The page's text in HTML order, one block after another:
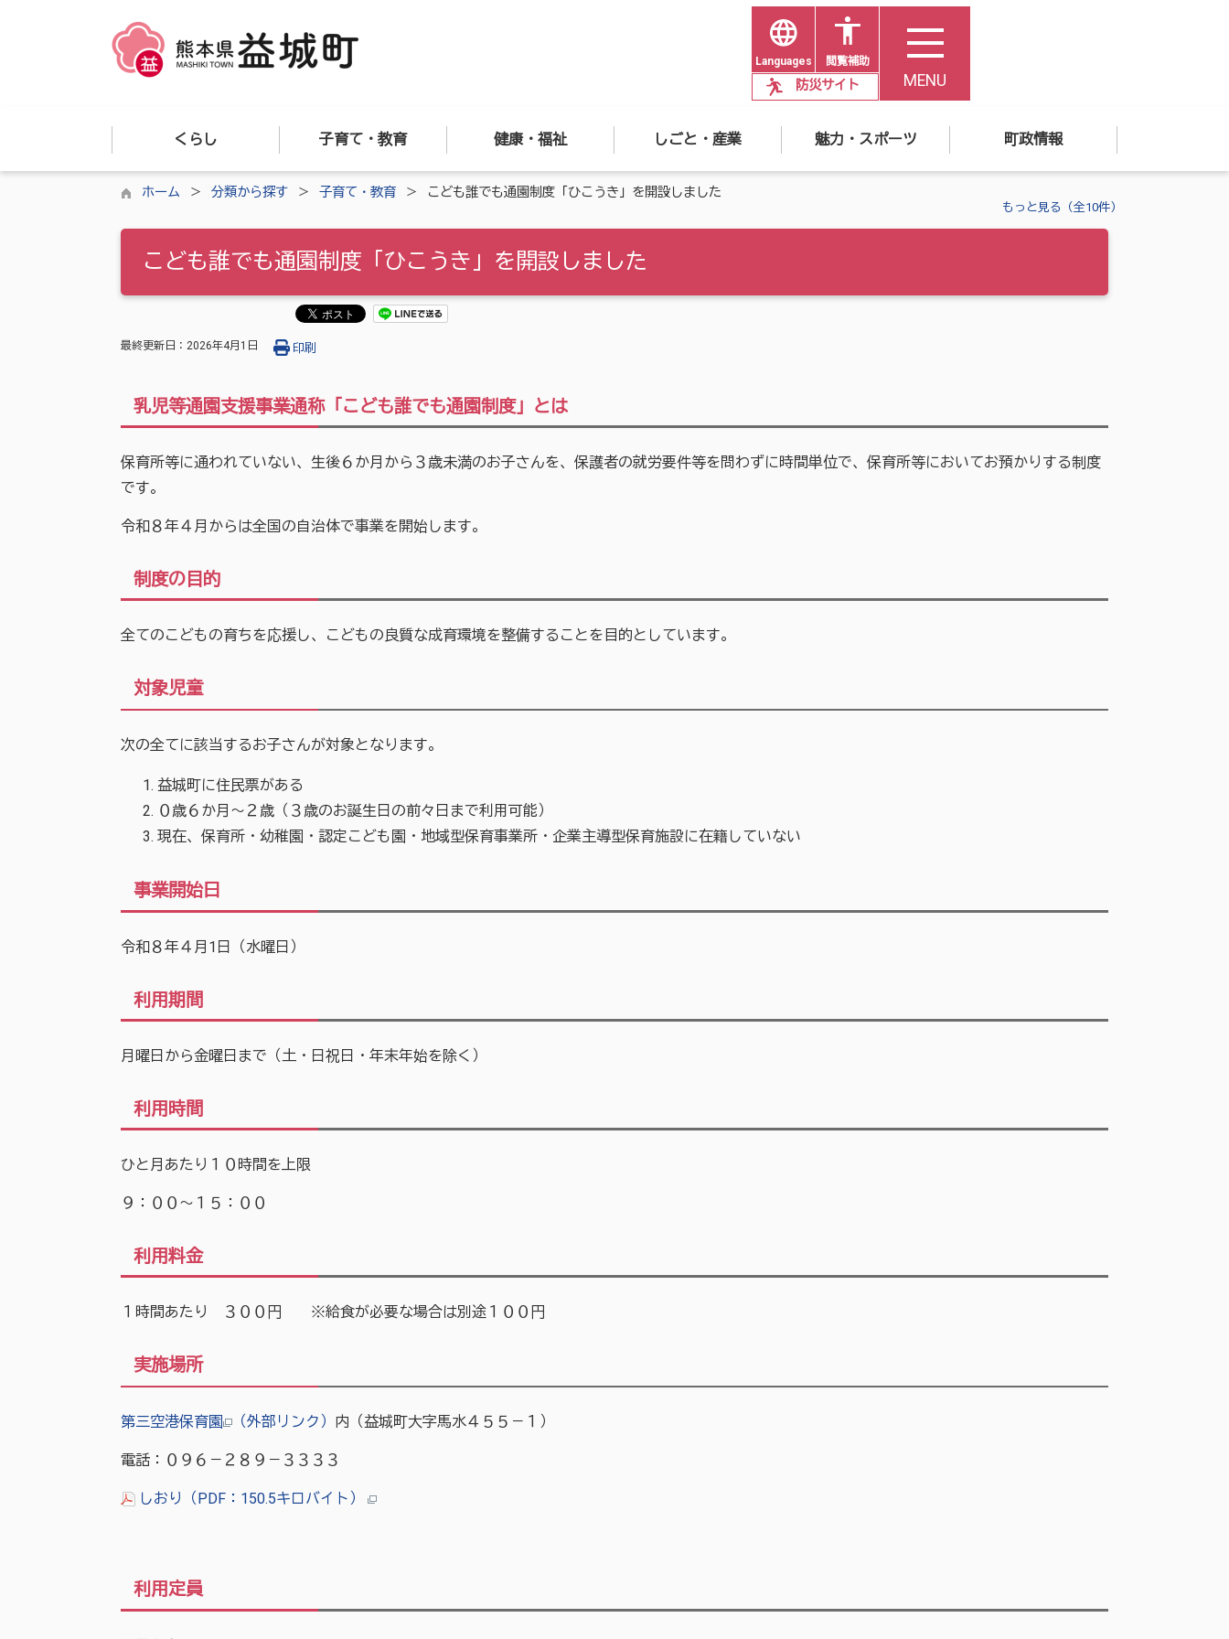
Languages 閲覧補助
防災サイト MENU
くらし 子育て・教育 健康・福祉 しごと・産業 魅力・スポーツ 町政情報
ホーム 分類から探す 子育て・教育 こども誰でも通園制度「ひこうき」を開設しました
もっと見る（全10件）
こども誰でも通園制度「ひこうき」を開設しました
最終更新日： 2026年4月1日 印刷
乳児等通園支援事業通称「こども誰でも通園制度」とは
保育所等に通われていない、生後６か月から３歳未満のお子さんを、保護者の就労要件等を問わずに時間単位で、保育所等においてお預かりする制度
です。
令和８年４月からは全国の自治体で事業を開始します。
制度の目的
全てのこどもの育ちを応援し、こどもの良質な成育環境を整備することを目的としています。
対象児童
次の全てに該当するお子さんが対象となります。
益城町に住民票がある
０歳６か月～２歳（３歳のお誕生日の前々日まで利用可能）
現在、保育所・幼稚園・認定こども園・地域型保育事業所・企業主導型保育施設に在籍していない
事業開始日
令和８年４月1日（水曜日）
利用期間
月曜日から金曜日まで（土・日祝日・年末年始を除く）
利用時間
ひと月あたり１０時間を上限
９：００～１５：００
利用料金
１時間あたり ３００円 ※給食が必要な場合は別途１００円
実施場所
第三空港保育園 （外部リンク） 内（益城町大字馬水４５５－１）
電話：０９６－２８９－３３３３
しおり（PDF：150.5キロバイト）
利用定員